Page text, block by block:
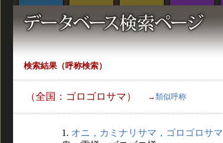
検索結果（呼称検索）
（全国：ゴロゴロサマ） →類似呼称
1. オニ，カミナリサマ，ゴロゴロサマ